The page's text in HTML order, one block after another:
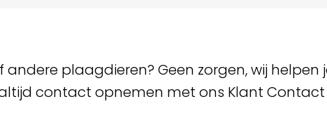
plaagdieren? Geen zorgen, wij helpen
contact opnemen met ons Klant Contact